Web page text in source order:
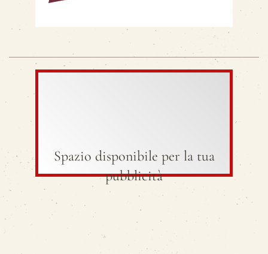
Spazio disponibile per la tua
pubblicità